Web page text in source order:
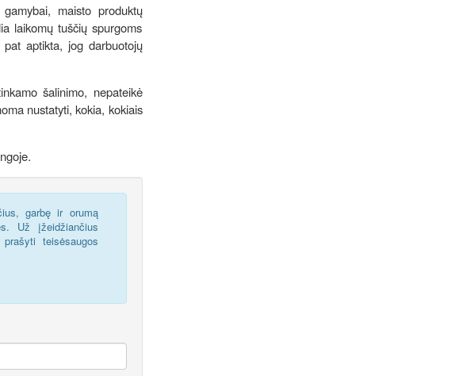
maisto produktų
laikomų tuščių spurgoms
aptikta, jog darbuotojų
šalinimo, nepateikė
nustatyti, kokia, kokiais
garbę ir orumą
Už įžeidžiančius
teisėsaugos